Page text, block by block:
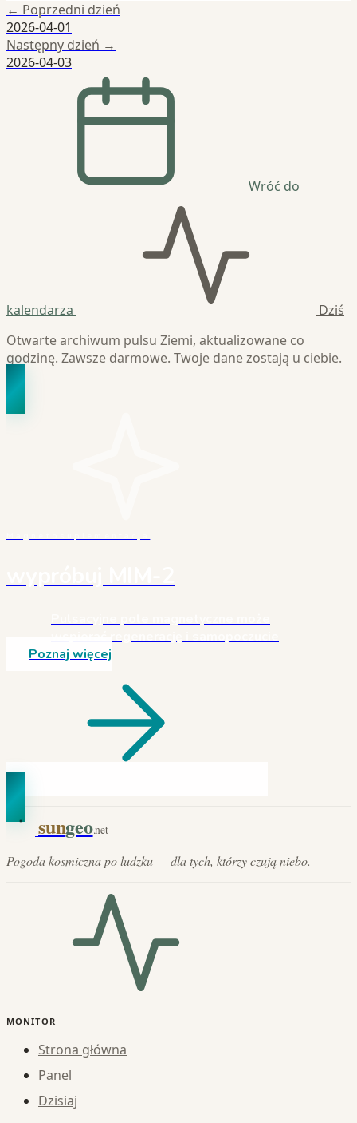
← Poprzedni dzień
2026-04-01
Następny dzień →
2026-04-03
Wróć do
kalendarza
Dziś
Otwarte archiwum pulsu Ziemi, aktualizowane co
godzinę. Zawsze darmowe. Twoje dane zostają u ciebie.
Poznaj więcej
sungeo.net
Pogoda kosmiczna po ludzku — dla tych, którzy czują niebo.
MONITOR
Strona główna
Panel
Dzisiaj